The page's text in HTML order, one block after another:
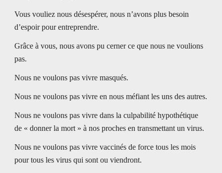
Vous vouliez nous désespérer, nous n’avons plus besoin
d’espoir pour entreprendre.
Grâce à vous, nous avons pu cerner ce que nous ne voulions
pas.
Nous ne voulons pas vivre masqués.
Nous ne voulons pas vivre dans la culpabilité hypothétique
de « donner la mort » à nos proches en transmettant un virus.
Nous ne voulons pas vivre vaccinés de force tous les mois
pour tous les virus qui sont ou viendront.